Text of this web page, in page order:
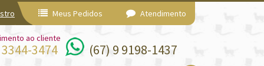
Meus Pedidos Atendimento
ao cliente
3474 (67) 9 9198-1437